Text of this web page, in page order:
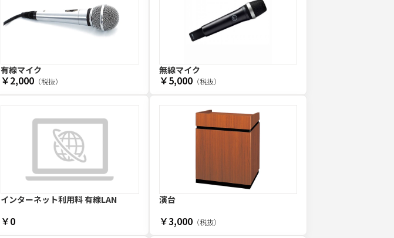
有線マイク
￥2,000 （税抜）
無線マイク
￥5,000（税抜）
インターネット利用料 有線LAN
￥0
演台
￥3,000（税抜）